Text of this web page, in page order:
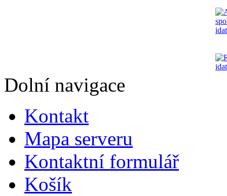
Dolní navigace
Kontakt
Mapa serveru
Kontaktní formulář
Košík